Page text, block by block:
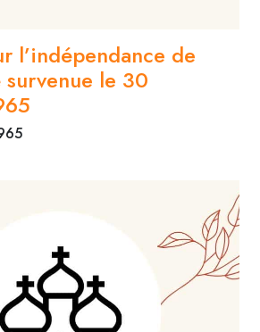
l’indépendance de
survenue le 30